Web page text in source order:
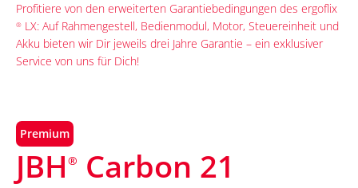
Profitiere von den erweiterten Garantiebedingungen des ergoflix
® LX: Auf Rahmengestell, Bedienmodul, Motor, Steuereinheit und
Akku bieten wir Dir jeweils drei Jahre Garantie – ein exklusiver
Service von uns für Dich!
Premium
JBH ® Carbon 21